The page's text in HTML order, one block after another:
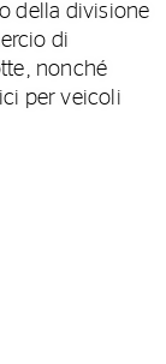
della divisione
di
nonché
per veicoli